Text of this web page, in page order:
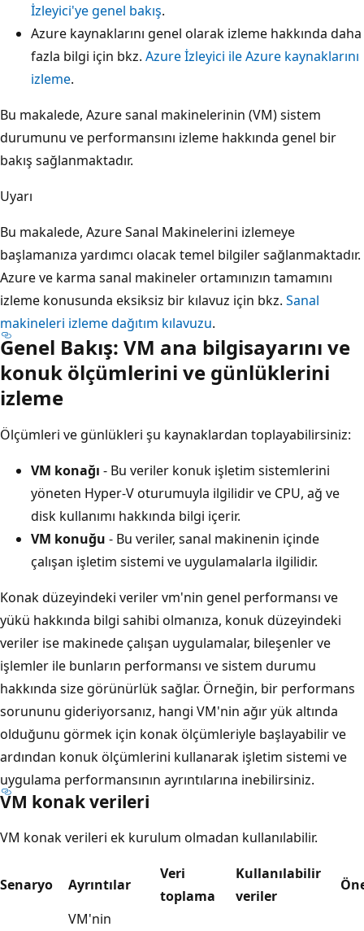
İzleyici'ye genel bakış.
Azure kaynaklarını genel olarak izleme hakkında daha
fazla bilgi için bkz. Azure İzleyici ile Azure kaynaklarını
izleme.
Bu makalede, Azure sanal makinelerinin (VM) sistem
durumunu ve performansını izleme hakkında genel bir
bakış sağlanmaktadır.
Uyarı
Bu makalede, Azure Sanal Makinelerini izlemeye
başlamanıza yardımcı olacak temel bilgiler sağlanmaktadır.
Azure ve karma sanal makineler ortamınızın tamamını
izleme konusunda eksiksiz bir kılavuz için bkz. Sanal
makineleri izleme dağıtım kılavuzu.
Genel Bakış: VM ana bilgisayarını ve
konuk ölçümlerini ve günlüklerini
izleme
Ölçümleri ve günlükleri şu kaynaklardan toplayabilirsiniz:
VM konağı - Bu veriler konuk işletim sistemlerini
yöneten Hyper-V oturumuyla ilgilidir ve CPU, ağ ve
disk kullanımı hakkında bilgi içerir.
VM konuğu - Bu veriler, sanal makinenin içinde
çalışan işletim sistemi ve uygulamalarla ilgilidir.
Konak düzeyindeki veriler vm'nin genel performansı ve
yükü hakkında bilgi sahibi olmanıza, konuk düzeyindeki
veriler ise makinede çalışan uygulamalar, bileşenler ve
işlemler ile bunların performansı ve sistem durumu
hakkında size görünürlük sağlar. Örneğin, bir performans
sorununu gideriyorsanız, hangi VM'nin ağır yük altında
olduğunu görmek için konak ölçümleriyle başlayabilir ve
ardından konuk ölçümlerini kullanarak işletim sistemi ve
uygulama performansının ayrıntılarına inebilirsiniz.
VM konak verileri
VM konak verileri ek kurulum olmadan kullanılabilir.
Senaryo Ayrıntılar
Veri
toplama
Kullanılabilir
veriler
VM'nin